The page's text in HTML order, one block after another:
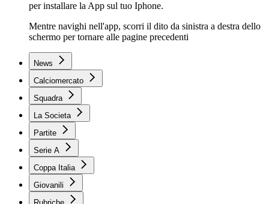
per installare la App sul tuo Iphone.
Mentre navighi nell'app, scorri il dito da sinistra a destra dello
schermo per tornare alle pagine precedenti
News
Calciomercato
Squadra
La Societa
Partite
Serie A
Coppa Italia
Giovanili